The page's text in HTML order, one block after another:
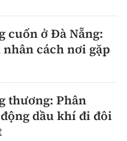
cuốn ở Đà Nẵng:
cách nơi gặp
thương: Phân
dầu khí đi đôi